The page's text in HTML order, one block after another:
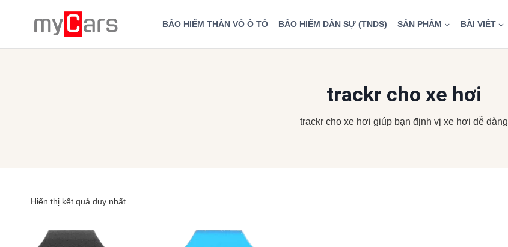
BẢO HIỂM THÂN VỎ Ô TÔ BẢO HIỂM DÂN SỰ (TNDS) SẢN PHẨM BÀI VIẾT
trackr cho xe hơi
trackr cho xe hơi giúp bạn định vị xe hơi dễ dàng
Hiển thị kết quả duy nhất